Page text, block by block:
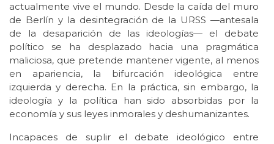
actualmente vive el mundo. Desde la caída del muro
de Berlín y la desintegración de la URSS —antesala
de la desaparición de las ideologías— el debate
político se ha desplazado hacia una pragmática
maliciosa, que pretende mantener vigente, al menos
en apariencia, la bifurcación ideológica entre
izquierda y derecha. En la práctica, sin embargo, la
ideología y la política han sido absorbidas por la
economía y sus leyes inmorales y deshumanizantes.
Incapaces de suplir el debate ideológico entre